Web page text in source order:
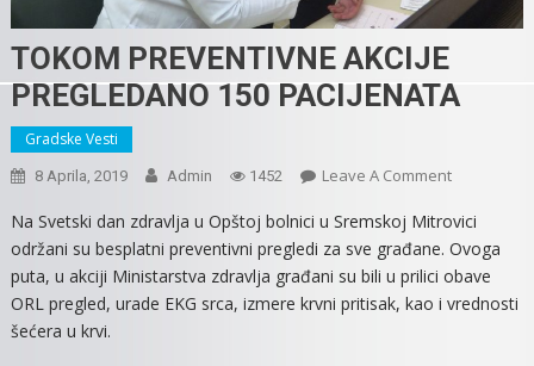
TOKOM PREVENTIVNE AKCIJE
PREGLEDANO 150 PACIJENATA
Gradske Vesti
8 Aprila, 2019 Admin 1452 Leave A CommentOn
AKCIJE
150
Na Svetski dan zdravlja u Opštoj bolnici u Sremskoj Mitrovici
održani su besplatni preventivni pregledi za sve građane. Ovoga
puta, u akciji Ministarstva zdravlja građani su bili u prilici obave
ORL pregled, urade EKG srca, izmere krvni pritisak, kao i vrednosti
šećera u krvi.